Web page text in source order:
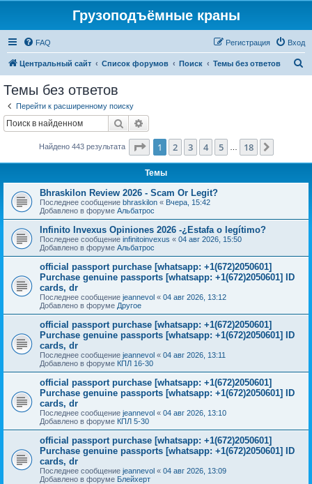
Грузоподъёмные краны
FAQ Вход
Регистрация
Центральный сайт Список форумов Поиск Темы без ответов
Темы без ответов
Перейти к расширенному поиску
Поиск
Найдено 443 результата Страница из 18
1 2 3 4 5 18
Темы
Bhraskilon Review 2026 - Scam Or Legit?
Последнее сообщение bhraskilon « Вчера, 15:42
Добавлено в форуме Альбатрос
Infinito Invexus Opiniones 2026 -¿Estafa o legítimo?
Последнее сообщение infinitoinvexus « 04 авг 2026, 15:50
Добавлено в форуме Альбатрос
official passport purchase [whatsapp: +1(672)2050601]
Purchase genuine passports [whatsapp: +1(672)2050601] ID
cards, dr
Последнее сообщение jeannevol « 04 авг 2026, 13:12
Добавлено в форуме Другое
official passport purchase [whatsapp: +1(672)2050601]
Purchase genuine passports [whatsapp: +1(672)2050601] ID
cards, dr
Последнее сообщение jeannevol « 04 авг 2026, 13:11
Добавлено в форуме КПЛ 16-30
official passport purchase [whatsapp: +1(672)2050601]
Purchase genuine passports [whatsapp: +1(672)2050601] ID
cards, dr
Последнее сообщение jeannevol « 04 авг 2026, 13:10
Добавлено в форуме КПЛ 5-30
official passport purchase [whatsapp: +1(672)2050601]
Purchase genuine passports [whatsapp: +1(672)2050601] ID
cards, dr
Последнее сообщение jeannevol « 04 авг 2026, 13:09
Добавлено в форуме Блейхерт